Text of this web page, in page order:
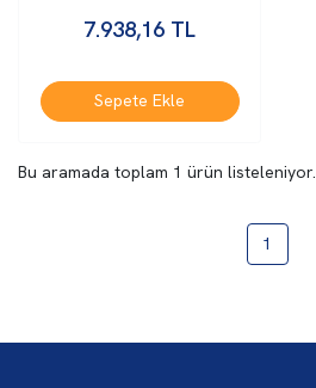
7.938,16 TL
Sepete Ekle
Bu aramada toplam 1 ürün listeleniyor.
1